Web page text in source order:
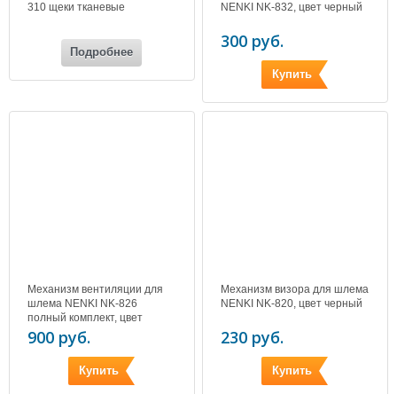
310 щеки тканевые
Подробнее
NENKI NK-832, цвет черный
300 руб.
Купить
Механизм вентиляции для
шлема NENKI NK-826
полный комплект, цвет
серебро
900 руб.
Купить
Механизм визора для шлема
NENKI NK-820, цвет черный
230 руб.
Купить